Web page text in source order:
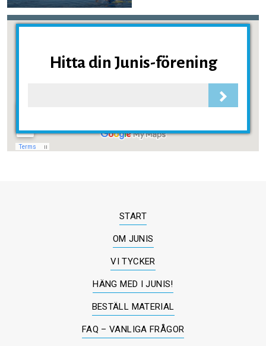
Hitta din Junis-förening
START
OM JUNIS
VI TYCKER
HÄNG MED I JUNIS!
BESTÄLL MATERIAL
FAQ – VANLIGA FRÅGOR